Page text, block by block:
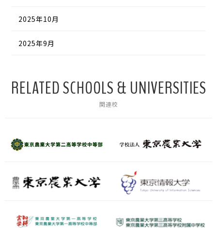
2025年10月
2025年9月
RELATED SCHOOLS & UNIVERSITIES
関連校